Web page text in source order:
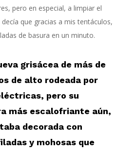
pero en especial, a limpiar el
que gracias a mis tentáculos,
de basura en un minuto.
grisácea de más de
de alto rodeada por
pero su
más escalofriante aún,
decorada con
y mohosas que